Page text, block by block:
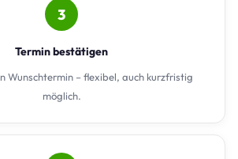
3
Termin bestätigen
Wunschtermin – flexibel, auch kurzfristig
möglich.